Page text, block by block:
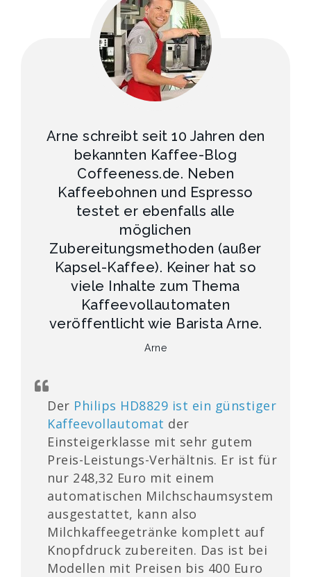
Arne schreibt seit 10 Jahren den
bekannten Kaffee-Blog
Coffeeness.de. Neben
Kaffeebohnen und Espresso
testet er ebenfalls alle
möglichen
Zubereitungsmethoden (außer
Kapsel-Kaffee). Keiner hat so
viele Inhalte zum Thema
Kaffeevollautomaten
veröffentlicht wie Barista Arne.
Arne
Der Philips HD8829 ist ein günstiger
Kaffeevollautomat der
Einsteigerklasse mit sehr gutem
Preis-Leistungs-Verhältnis. Er ist für
nur 248,32 Euro mit einem
automatischen Milchschaumsystem
ausgestattet, kann also
Milchkaffeegetränke komplett auf
Knopfdruck zubereiten. Das ist bei
Modellen mit Preisen bis 400 Euro